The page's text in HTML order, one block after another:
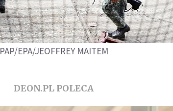
PAP/EPA/JEOFFREY MAITEM
DEON.PL POLECA